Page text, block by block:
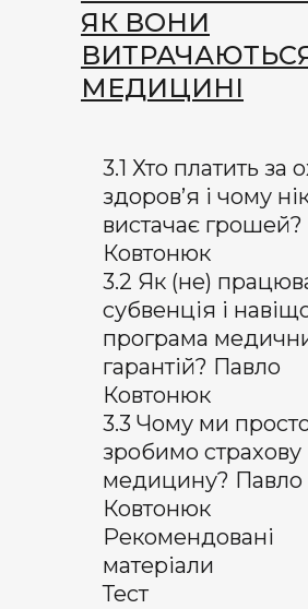
ЯК ВОНИ
МЕДИЦИНІ
3.1 Хто платить за
здоров’я і чому
вистачає
Ковтонюк
3.2 Як (не)
субвенція і
програма
гарантій? Павло
Ковтонюк
3.3 Чому ми
зробимо страхову
медицину? Павло
Ковтонюк
Рекомендовані
матеріали
Тест